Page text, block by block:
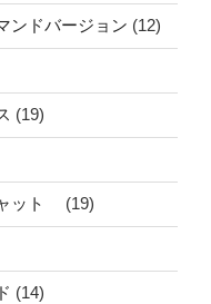
ドバージョン (12)
(19)
ット (19)
(14)